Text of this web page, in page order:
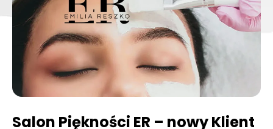
Salon Piękności ER – nowy Klient